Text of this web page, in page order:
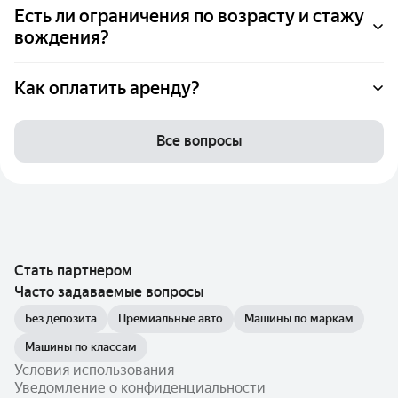
Есть ли ограничения по возрасту и стажу
вождения?
Как оплатить аренду?
Все вопросы
Стать партнером
Часто задаваемые вопросы
Без депозита Премиальные авто Машины по маркам
Машины по классам
Условия использования
Уведомление о конфиденциальности